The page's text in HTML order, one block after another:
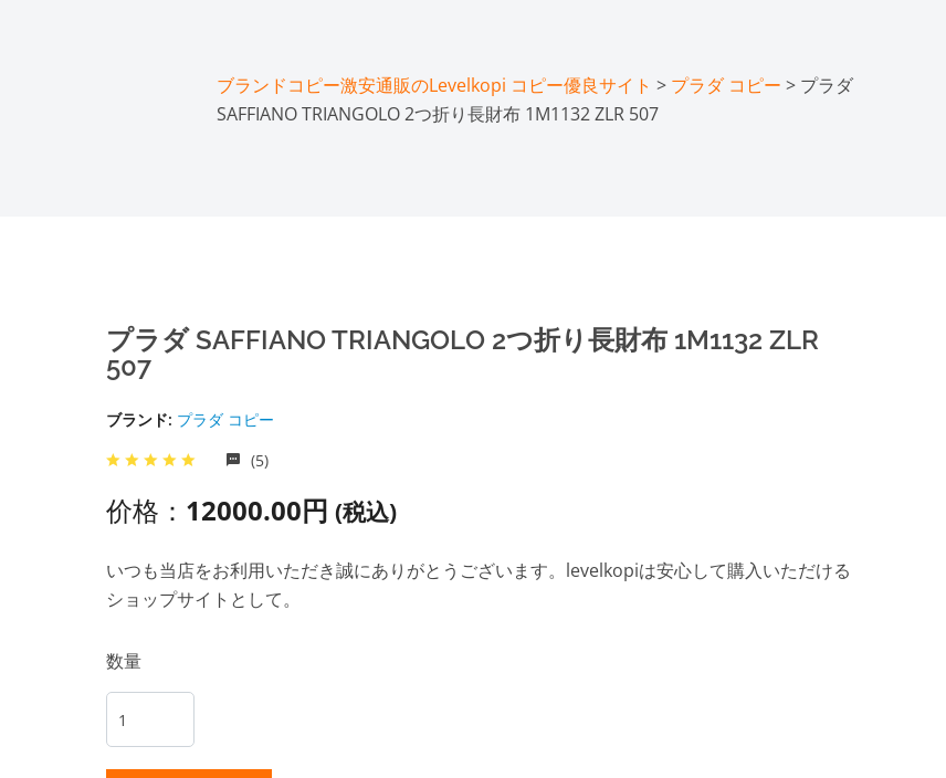
ブランドコピー激安通販のLevelkopi コピー優良サイト > プラダ コピー > プラダ
SAFFIANO TRIANGOLO 2つ折り長財布 1M1132 ZLR 507
プラダ SAFFIANO TRIANGOLO 2つ折り長財布 1M1132 ZLR
507
ブランド: プラダ コピー
(5)
价格： 12000.00円 (税込)
いつも当店をお利用いただき誠にありがとうございます。levelkopiは安心して購入いただける
ショップサイトとして。
数量